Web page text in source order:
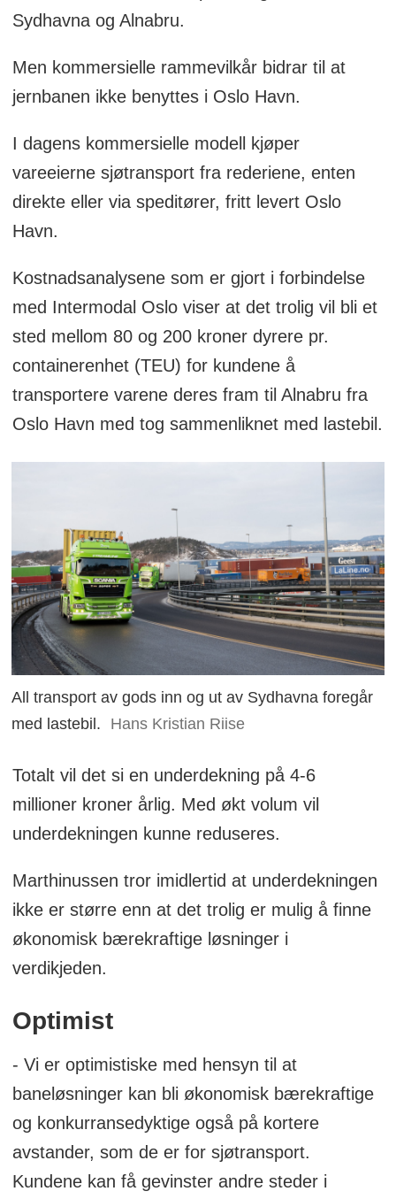
for alle.
Sydhavna og Alnabru.
Men kommersielle rammevilkår bidrar til at
jernbanen ikke benyttes i Oslo Havn.
I dagens kommersielle modell kjøper
vareeierne sjøtransport fra rederiene, enten
direkte eller via speditører, fritt levert Oslo
Havn.
Kostnadsanalysene som er gjort i forbindelse
med Intermodal Oslo viser at det trolig vil bli et
sted mellom 80 og 200 kroner dyrere pr.
containerenhet (TEU) for kundene å
transportere varene deres fram til Alnabru fra
Oslo Havn med tog sammenliknet med lastebil.
All transport av gods inn og ut av Sydhavna foregår
med lastebil.
Hans Kristian Riise
Totalt vil det si en underdekning på 4-6
millioner kroner årlig. Med økt volum vil
underdekningen kunne reduseres.
Marthinussen tror imidlertid at underdekningen
ikke er større enn at det trolig er mulig å finne
økonomisk bærekraftige løsninger i
verdikjeden.
Optimist
- Vi er optimistiske med hensyn til at
baneløsninger kan bli økonomisk bærekraftige
og konkurransedyktige også på kortere
avstander, som de er for sjøtransport.
Kundene kan få gevinster andre steder i